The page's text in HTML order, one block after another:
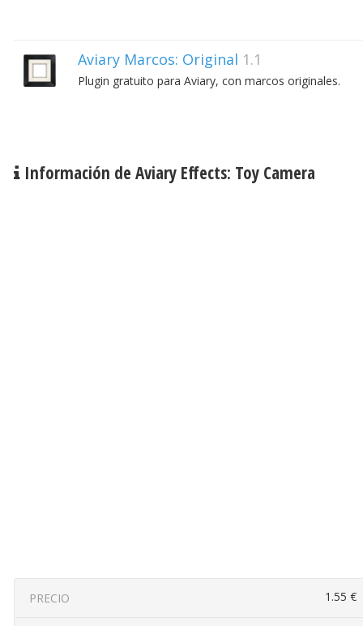
Aviary Marcos: Original 1.1
Plugin gratuito para Aviary, con marcos originales.
Información de Aviary Effects: Toy Camera
PRECIO 1.55 €